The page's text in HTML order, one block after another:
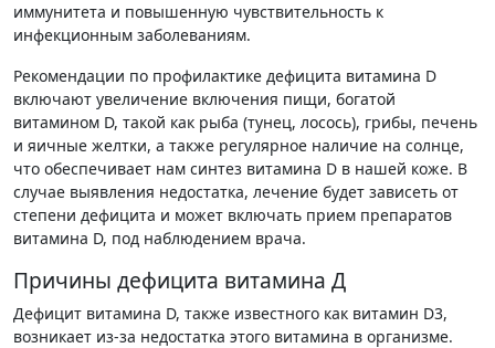
иммунитета и повышенную чувствительность к
инфекционным заболеваниям.
Рекомендации по профилактике дефицита витамина D
включают увеличение включения пищи, богатой
витамином D, такой как рыба (тунец, лосось), грибы, печень
и яичные желтки, а также регулярное наличие на солнце,
что обеспечивает нам синтез витамина D в нашей коже. В
случае выявления недостатка, лечение будет зависеть от
степени дефицита и может включать прием препаратов
витамина D, под наблюдением врача.
Причины дефицита витамина Д
Дефицит витамина D, также известного как витамин D3,
возникает из-за недостатка этого витамина в организме.